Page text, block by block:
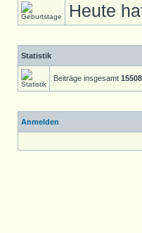
Heute
Statistik
Beiträge insgesamt 15508
Anmelden